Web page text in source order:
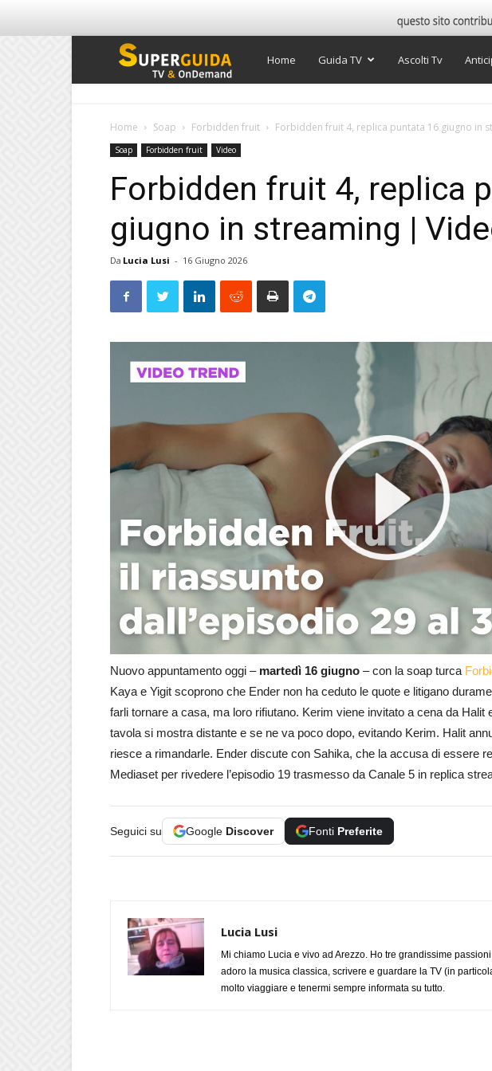
Super
Home Guida TV Ascolti Tv
Home Soap Forbidden fruit Forbidden fruit 4, replica puntata 16 giugno in
Soap Forbidden fruit Video
Forbidden fruit 4, replica
giugno in streaming |
Da Lucia Lusi - 16 Giugno 2026
Nuovo appuntamento oggi – martedì 16 giugno – con la soap turca
Kaya e Yigit scoprono che Ender non ha ceduto le quote e litigano
farli tornare a casa, ma loro rifiutano. Kerim viene invitato a cena da Halit
tavola si mostra distante e se ne va poco dopo, evitando Kerim. Halit
riesce a rimandarle. Ender discute con Sahika, che la accusa di essere
Mediaset per rivedere l’episodio 19 trasmesso da Canale 5 in replica
Seguici su Google Discover Fonti Preferite
Lucia Lusi
Mi chiamo Lucia e vivo ad Arezzo. Ho tre grandissime
adoro la musica classica, scrivere e guardare la TV (in
molto viaggiare e tenermi sempre informata su tutto.